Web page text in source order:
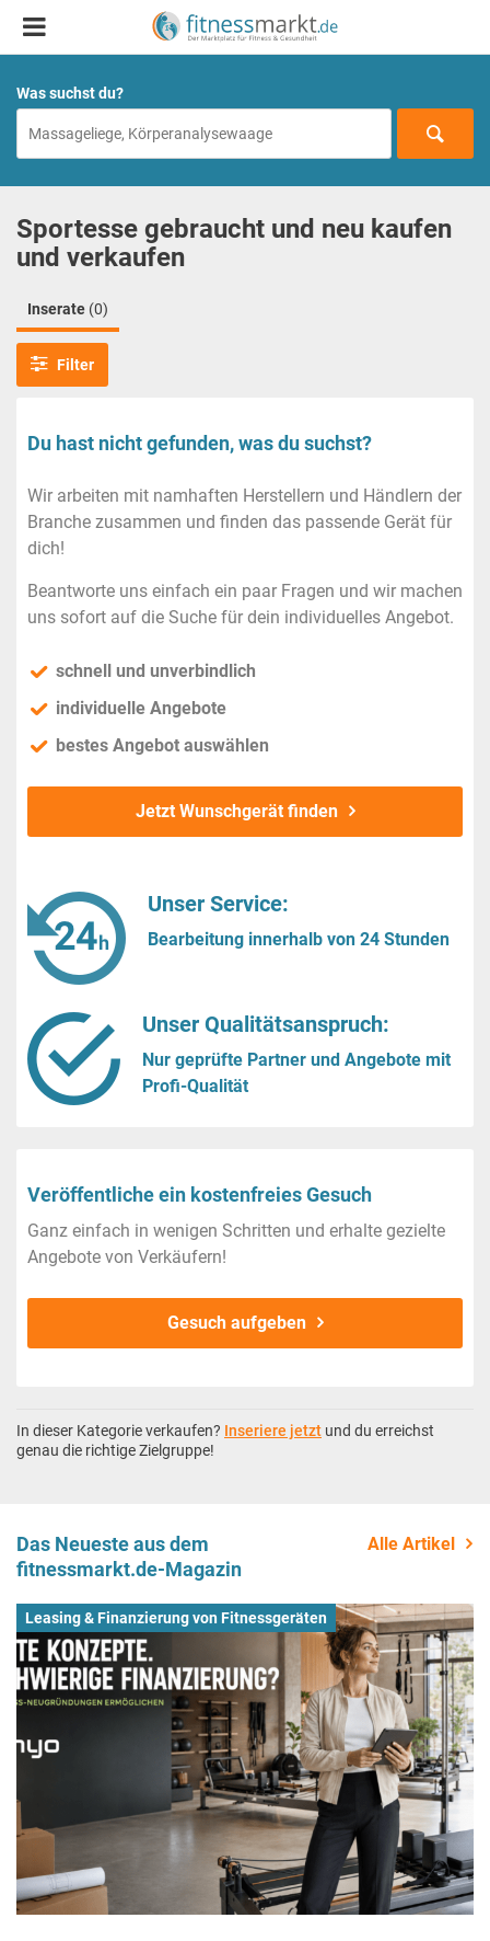
Was suchst du?
Sportesse gebraucht und neu kaufen
und verkaufen
Inserate (0)
Filter
Du hast nicht gefunden, was du suchst?
Wir arbeiten mit namhaften Herstellern und Händlern der
Branche zusammen und finden das passende Gerät für
dich!
Beantworte uns einfach ein paar Fragen und wir machen
uns sofort auf die Suche für dein individuelles Angebot.
schnell und unverbindlich
individuelle Angebote
bestes Angebot auswählen
Jetzt Wunschgerät finden
Unser Service:
Bearbeitung innerhalb von 24 Stunden
Unser Qualitätsanspruch:
Nur geprüfte Partner und Angebote mit
Profi-Qualität
Veröffentliche ein kostenfreies Gesuch
Ganz einfach in wenigen Schritten und erhalte gezielte
Angebote von Verkäufern!
Gesuch aufgeben
In dieser Kategorie verkaufen? Inseriere jetzt und du erreichst
genau die richtige Zielgruppe!
Das Neueste aus dem
fitnessmarkt.de-Magazin
Alle Artikel
Leasing & Finanzierung von Fitnessgeräten